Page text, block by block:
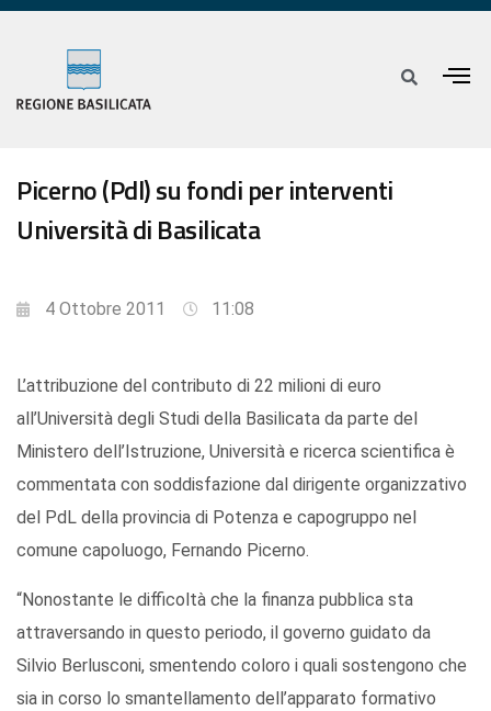
Picerno (Pdl) su fondi per interventi
Università di Basilicata
4 Ottobre 2011 11:08
L’attribuzione del contributo di 22 milioni di euro
all’Università degli Studi della Basilicata da parte del
Ministero dell’Istruzione, Università e ricerca scientifica è
commentata con soddisfazione dal dirigente organizzativo
del PdL della provincia di Potenza e capogruppo nel
comune capoluogo, Fernando Picerno.
“Nonostante le difficoltà che la finanza pubblica sta
attraversando in questo periodo, il governo guidato da
Silvio Berlusconi, smentendo coloro i quali sostengono che
sia in corso lo smantellamento dell’apparato formativo